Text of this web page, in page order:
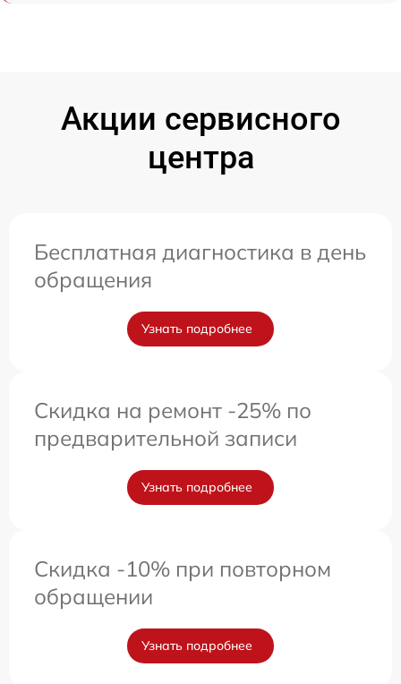
Акции сервисного
центра
Бесплатная диагностика в день
обращения
Узнать подробнее
Скидка на ремонт -25% по
предварительной записи
Узнать подробнее
Скидка -10% при повторном
обращении
Узнать подробнее